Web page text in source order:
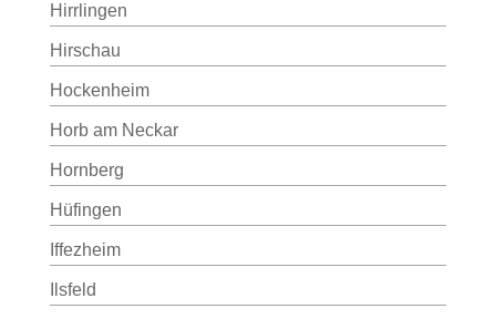
Hirrlingen
Hirschau
Hockenheim
Horb am Neckar
Hornberg
Hüfingen
Iffezheim
Ilsfeld